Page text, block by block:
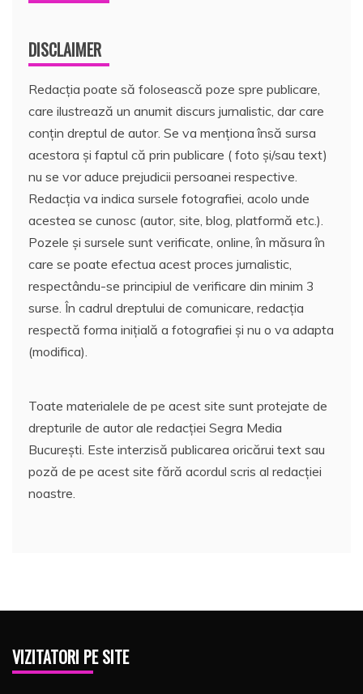
DISCLAIMER
Redacția poate să folosească poze spre publicare,
care ilustrează un anumit discurs jurnalistic, dar care
conțin dreptul de autor. Se va menționa însă sursa
acestora și faptul că prin publicare ( foto și/sau text)
nu se vor aduce prejudicii persoanei respective.
Redacția va indica sursele fotografiei, acolo unde
acestea se cunosc (autor, site, blog, platformă etc.).
Pozele și sursele sunt verificate, online, în măsura în
care se poate efectua acest proces jurnalistic,
respectându-se principiul de verificare din minim 3
surse. În cadrul dreptului de comunicare, redacția
respectă forma inițială a fotografiei și nu o va adapta
(modifica).
Toate materialele de pe acest site sunt protejate de
drepturile de autor ale redacției Segra Media
București. Este interzisă publicarea oricărui text sau
poză de pe acest site fără acordul scris al redacției
noastre.
VIZITATORI PE SITE